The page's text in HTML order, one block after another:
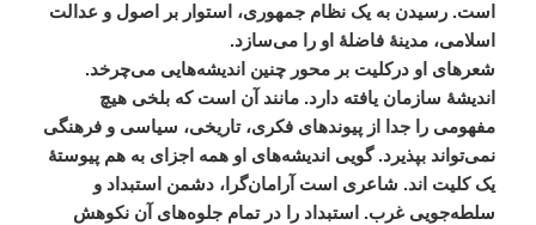
است.رسیدن به یک نظام جمهوری، استوار بر اصول و عدالت
اسلامی، مدینۀ فاضلۀ او را میسازد.
شعرهای او درکلیت بر محور چنین اندیشههایی میچرخد.
اندیشۀ سازمان یافته دارد.مانند آن است که بلخی هیچ
مفهومی را جدا از پیوندهای فکری، تاریخی، سیاسی و فرهنگی
نمیتواند بپذیرد.گویی اندیشههای او همه اجزای به هم پیوستۀ
یک کلیت اند. شاعری است آرامانگرا، دشمن استبداد و
سلطهجویی غرب. استبداد را در تمام جلوههای آن نکوهش